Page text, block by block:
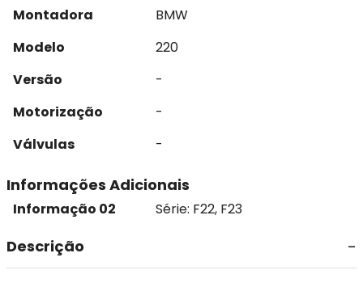
Montadora
BMW
Modelo
220
Versão
-
Motorização
-
Válvulas
-
Informações Adicionais
Informação 02 Série: F22, F23
Descrição